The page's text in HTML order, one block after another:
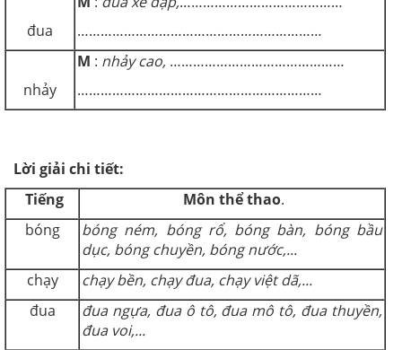
đua
………………………………………………………
nhảy
M : nhảy cao, ………………………………………
………………………………………………………
Lời giải chi tiết:
Tiếng
Môn thể thao.
bóng
bóng ném, bóng rổ, bóng bàn, bóng bầu
dục, bóng chuyền, bóng nước,...
chạy
chạy bền, chạy đua, chạy việt dã,...
đua
đua ngựa, đua ô tô, đua mô tô, đua thuyền,
đua voi,...